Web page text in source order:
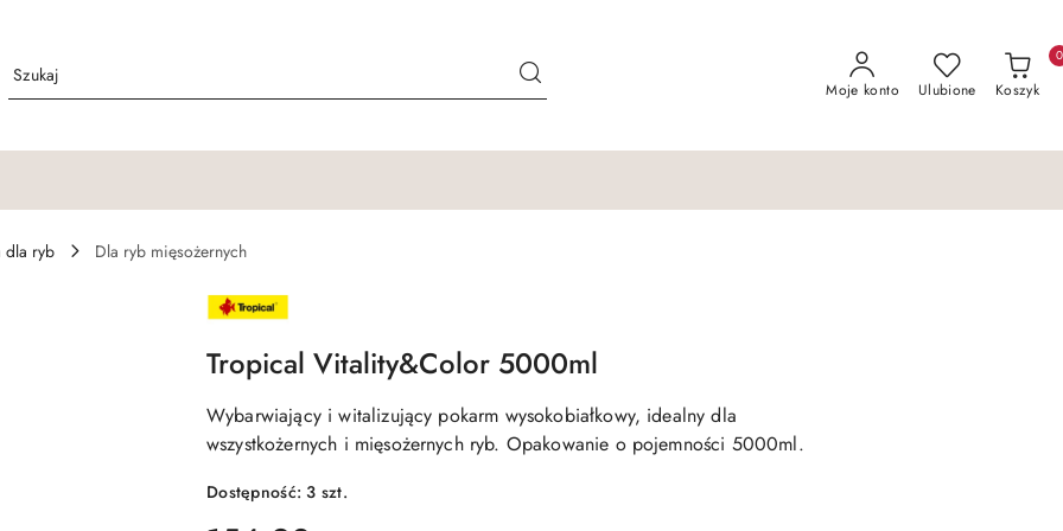
Moje konto Ulubione Koszyk
0
dla ryb
Dla ryb mięsożernych
NAZWA
PRODUCENTA:
Tropical Vitality&Color 5000ml
Wybarwiający i witalizujący pokarm wysokobiałkowy, idealny dla
wszystkożernych i mięsożernych ryb. Opakowanie o pojemności 5000ml.
Dostępność:3 szt.